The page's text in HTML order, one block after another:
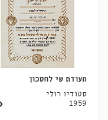
תעודת שי לחסכון
סטודיו רולי
1959